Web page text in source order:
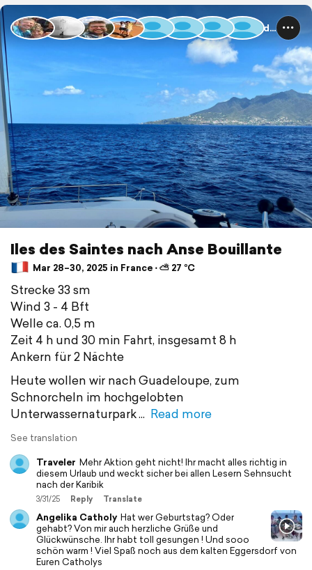
Guadeloupe und Dominica
Iles des Saintes nach Anse Bouillante
Mar 28–30, 2025 in France ⋅ ⛅ 27 °C
Strecke 33 sm
Wind 3 - 4 Bft
Welle ca. 0,5 m
Zeit 4 h und 30 min Fahrt, insgesamt 8 h
Ankern für 2 Nächte
Heute wollen wir nach Guadeloupe, zum
Schnorcheln im hochgelobten
Unterwassernaturpark
Read more
See translation
Traveler Mehr Aktion geht nicht! Ihr macht alles richtig in
diesem Urlaub und weckt sicher bei allen Lesern Sehnsucht
nach der Karibik
3/31/25 Reply Translate
Angelika Catholy Hat wer Geburtstag? Oder
gehabt? Von mir auch herzliche Grüße und
Glückwünsche. Ihr habt toll gesungen ! Und sooo
schön warm ! Viel Spaß noch aus dem kalten Eggersdorf von
Euren Catholys